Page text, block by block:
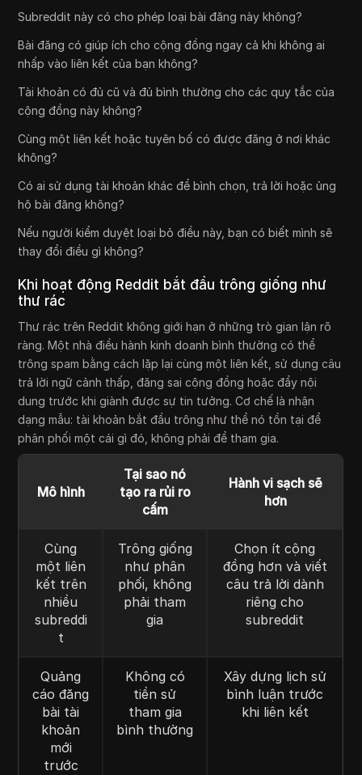
Subreddit này có cho phép loại bài đăng này không?
Bài đăng có giúp ích cho cộng đồng ngay cả khi không ai
nhấp vào liên kết của bạn không?
Tài khoản có đủ cũ và đủ bình thường cho các quy tắc của
cộng đồng này không?
Cùng một liên kết hoặc tuyên bố có được đăng ở nơi khác
không?
Có ai sử dụng tài khoản khác để bình chọn, trả lời hoặc ủng
hộ bài đăng không?
Nếu người kiểm duyệt loại bỏ điều này, bạn có biết mình sẽ
thay đổi điều gì không?
Khi hoạt động Reddit bắt đầu trông giống như
thư rác
Thư rác trên Reddit không giới hạn ở những trò gian lận rõ
ràng. Một nhà điều hành kinh doanh bình thường có thể
trông spam bằng cách lặp lại cùng một liên kết, sử dụng câu
trả lời ngữ cảnh thấp, đăng sai cộng đồng hoặc đẩy nội
dung trước khi giành được sự tin tưởng. Cơ chế là nhận
dạng mẫu: tài khoản bắt đầu trông như thể nó tồn tại để
phân phối một cái gì đó, không phải để tham gia.
Mô hình
Tại sao nó
tạo ra rủi ro
cấm
Hành vi sạch sẽ
hơn
Cùng
một liên
kết trên
nhiều
subreddi
t
Trông giống
như phân
phối, không
phải tham
gia
Chọn ít cộng
đồng hơn và viết
câu trả lời dành
riêng cho
subreddit
Quảng
cáo đăng
bài tài
khoản
mới
trước
Không có
tiền sử
tham gia
bình thường
Xây dựng lịch sử
bình luận trước
khi liên kết